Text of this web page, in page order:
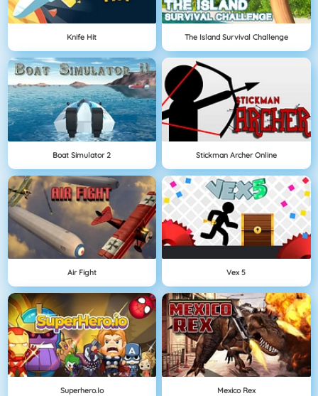
Knife Hit The Island Survival Challenge
Boat Simulator 2 Stickman Archer Online
Air Fight Vex 5
Superhero.io Mexico Rex